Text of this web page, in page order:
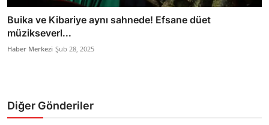
Buika ve Kibariye aynı sahnede! Efsane düet
müzikseverl...
Haber Merkezi Şub 28, 2025
Diğer Gönderiler